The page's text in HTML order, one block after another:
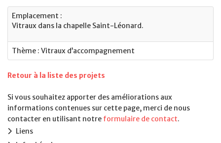
Emplacement :
Vitraux dans la chapelle Saint-Léonard.
Thème : Vitraux d’accompagnement
Retour à la liste des projets
Si vous souhaitez apporter des améliorations aux
informations contenues sur cette page, merci de nous
contacter en utilisant notre formulaire de contact.
Liens